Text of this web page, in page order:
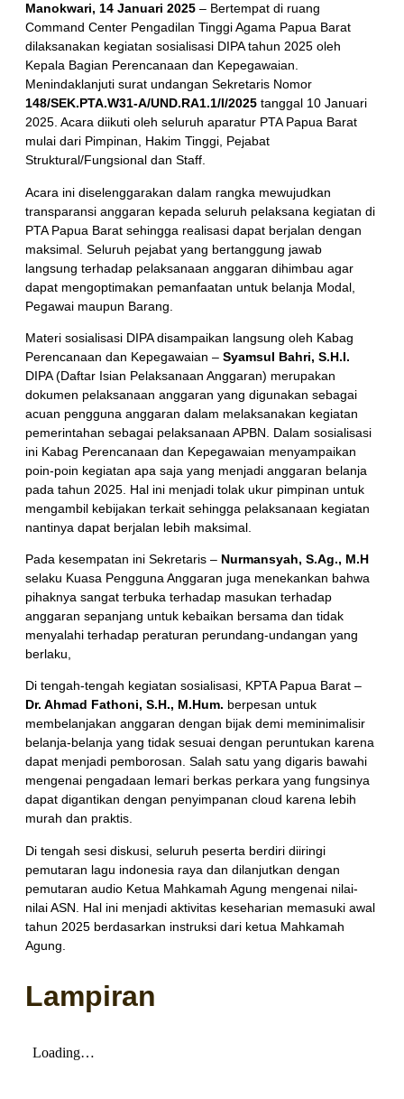
Manokwari, 14 Januari 2025 – Bertempat di ruang
Command Center Pengadilan Tinggi Agama Papua Barat
dilaksanakan kegiatan sosialisasi DIPA tahun 2025 oleh
Kepala Bagian Perencanaan dan Kepegawaian.
Menindaklanjuti surat undangan Sekretaris Nomor
148/SEK.PTA.W31-A/UND.RA1.1/I/2025 tanggal 10 Januari
2025. Acara diikuti oleh seluruh aparatur PTA Papua Barat
mulai dari Pimpinan, Hakim Tinggi, Pejabat
Struktural/Fungsional dan Staff.
Acara ini diselenggarakan dalam rangka mewujudkan
transparansi anggaran kepada seluruh pelaksana kegiatan di
PTA Papua Barat sehingga realisasi dapat berjalan dengan
maksimal. Seluruh pejabat yang bertanggung jawab
langsung terhadap pelaksanaan anggaran dihimbau agar
dapat mengoptimakan pemanfaatan untuk belanja Modal,
Pegawai maupun Barang.
Materi sosialisasi DIPA disampaikan langsung oleh Kabag
Perencanaan dan Kepegawaian – Syamsul Bahri, S.H.I.
DIPA (Daftar Isian Pelaksanaan Anggaran) merupakan
dokumen pelaksanaan anggaran yang digunakan sebagai
acuan pengguna anggaran dalam melaksanakan kegiatan
pemerintahan sebagai pelaksanaan APBN. Dalam sosialisasi
ini Kabag Perencanaan dan Kepegawaian menyampaikan
poin-poin kegiatan apa saja yang menjadi anggaran belanja
pada tahun 2025. Hal ini menjadi tolak ukur pimpinan untuk
mengambil kebijakan terkait sehingga pelaksanaan kegiatan
nantinya dapat berjalan lebih maksimal.
Pada kesempatan ini Sekretaris – Nurmansyah, S.Ag., M.H
selaku Kuasa Pengguna Anggaran juga menekankan bahwa
pihaknya sangat terbuka terhadap masukan terhadap
anggaran sepanjang untuk kebaikan bersama dan tidak
menyalahi terhadap peraturan perundang-undangan yang
berlaku,
Di tengah-tengah kegiatan sosialisasi, KPTA Papua Barat –
Dr. Ahmad Fathoni, S.H., M.Hum. berpesan untuk
membelanjakan anggaran dengan bijak demi meminimalisir
belanja-belanja yang tidak sesuai dengan peruntukan karena
dapat menjadi pemborosan. Salah satu yang digaris bawahi
mengenai pengadaan lemari berkas perkara yang fungsinya
dapat digantikan dengan penyimpanan cloud karena lebih
murah dan praktis.
Di tengah sesi diskusi, seluruh peserta berdiri diiringi
pemutaran lagu indonesia raya dan dilanjutkan dengan
pemutaran audio Ketua Mahkamah Agung mengenai nilai-
nilai ASN. Hal ini menjadi aktivitas keseharian memasuki awal
tahun 2025 berdasarkan instruksi dari ketua Mahkamah
Agung.
Lampiran